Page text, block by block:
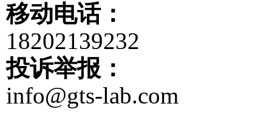
移动电话：
18202139232
投诉举报：
info@gts-lab.com